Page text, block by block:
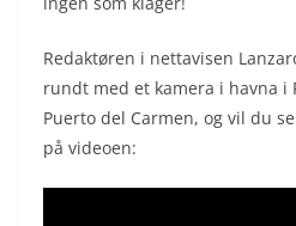
Redaktøren i nettavisen
rundt med et kamera i havna i
Puerto del Carmen, og vil du
på videoen: